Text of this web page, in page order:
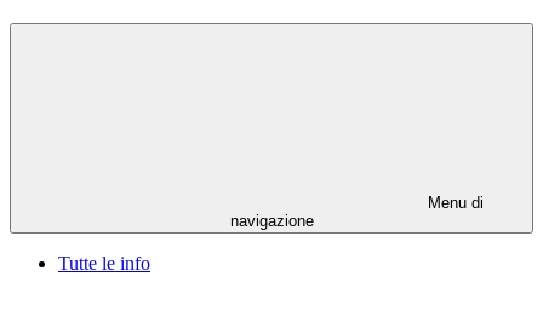
Menu di
navigazione
Tutte le info